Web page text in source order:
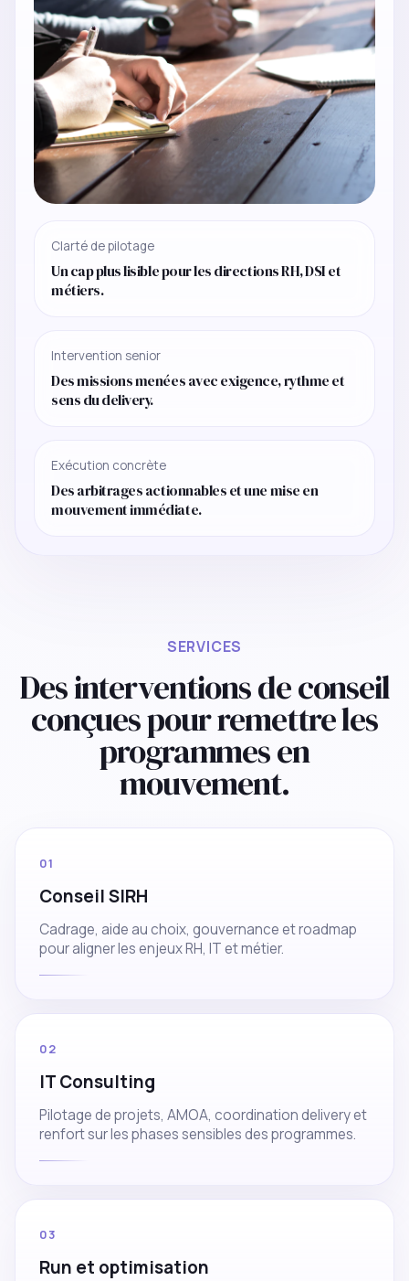
Clarté de pilotage
Un cap plus lisible pour les directions RH, DSI et
métiers.
Intervention senior
Des missions menées avec exigence, rythme et
sens du delivery.
Exécution concrète
Des arbitrages actionnables et une mise en
mouvement immédiate.
SERVICES
Des interventions de conseil
conçues pour remettre les
programmes en
mouvement.
01
Conseil SIRH
Cadrage, aide au choix, gouvernance et roadmap
pour aligner les enjeux RH, IT et métier.
02
IT Consulting
Pilotage de projets, AMOA, coordination delivery et
renfort sur les phases sensibles des programmes.
03
Run et optimisation